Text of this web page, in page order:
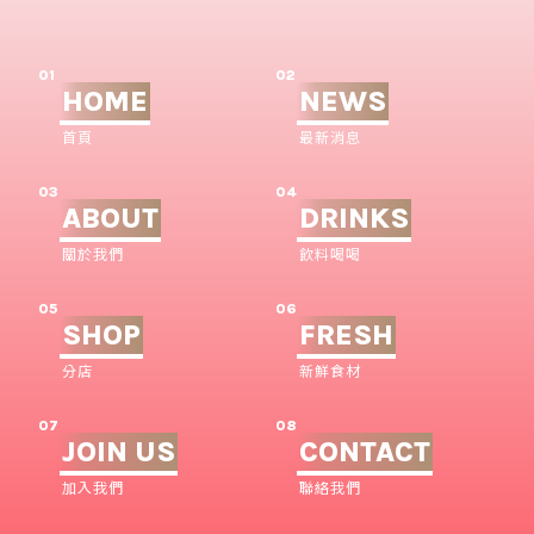
01
HOME
首頁
02
NEWS
最新消息
03
ABOUT
關於我們
04
DRINKS
飲料喝喝
05
SHOP
分店
06
FRESH
新鮮食材
07
JOIN US
加入我們
08
CONTACT
聯絡我們